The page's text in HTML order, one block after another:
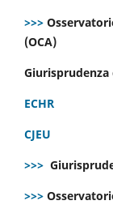
>>>
(OCA)
ECHR
CJEU
>>>
>>>